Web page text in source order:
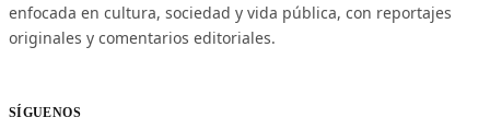
enfocada en cultura, sociedad y vida pública, con reportajes
originales y comentarios editoriales.
SÍGUENOS